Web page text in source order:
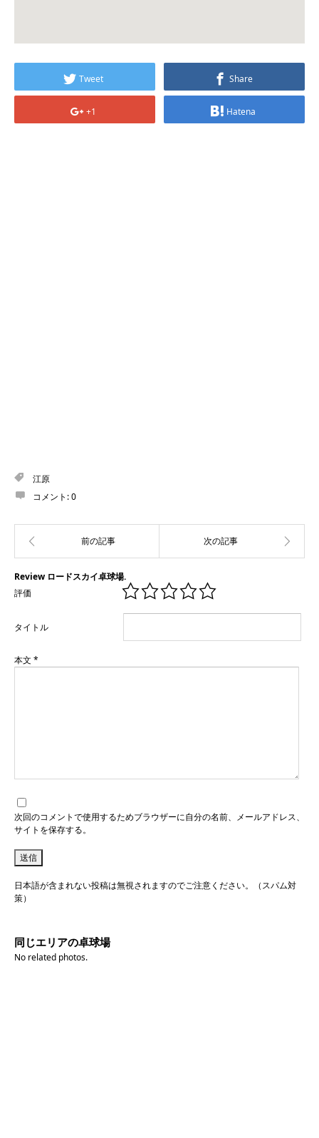
Tweet Share
+1 Hatena
江原
コメント:0
Review ロードスカイ卓球場.
評価
タイトル
本文 *
次回のコメントで使用するためブラウザーに自分の名前、メールアドレス、
サイトを保存する。
日本語が含まれない投稿は無視されますのでご注意ください。（スパム対
策）
同じエリアの卓球場
No related photos.